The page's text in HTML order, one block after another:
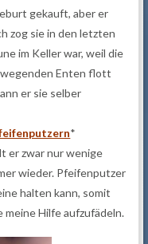
gekauft, aber er
zog sie in den letzten
im Keller war, weil die
Enten flott
er sie selber
*
er zwar nur wenige
wieder. Pfeifenputzer
halten kann, somit
meine Hilfe aufzufädeln.